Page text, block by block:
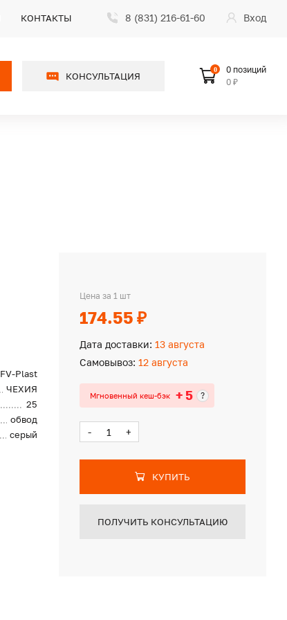
КОНТАКТЫ 8 (831) 216-61-60 Вход
КОНСУЛЬТАЦИЯ
0
0 позиций
0 ₽
FV-Plast
ЧЕХИЯ
25
обвод
серый
Цена за 1 шт
174.55 ₽
Дата доставки: 13 августа
Самовывоз: 12 августа
Мгновенный кеш-бэк + 5 ?
- +
КУПИТЬ
ПОЛУЧИТЬ КОНСУЛЬТАЦИЮ